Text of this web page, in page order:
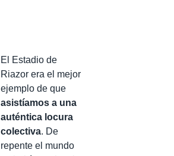
El Estadio de
Riazor era el mejor
ejemplo de que
asistíamos a una
auténtica locura
colectiva. De
repente el mundo